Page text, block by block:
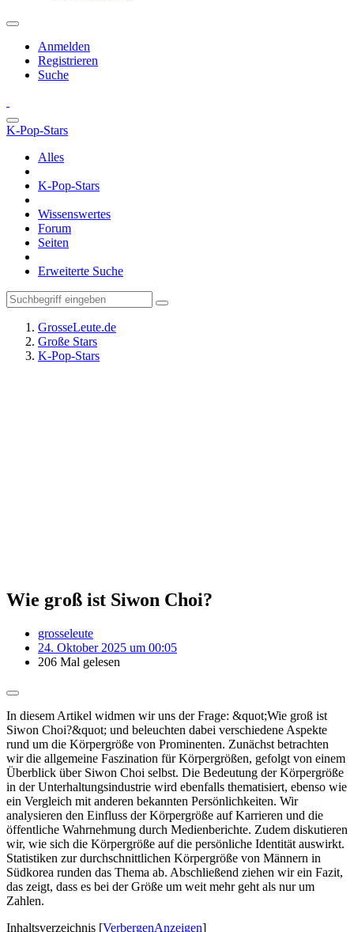
Anmelden
Registrieren
Suche
K-Pop-Stars
Alles
K-Pop-Stars
Wissenswertes
Forum
Seiten
Erweiterte Suche
GrosseLeute.de
Große Stars
K-Pop-Stars
Wie groß ist Siwon Choi?
grosseleute
24. Oktober 2025 um 00:05
206 Mal gelesen
In diesem Artikel widmen wir uns der Frage: &quot;Wie groß ist
Siwon Choi?&quot; und beleuchten dabei verschiedene Aspekte
rund um die Körpergröße von Prominenten. Zunächst betrachten
wir die allgemeine Faszination für Körpergrößen, gefolgt von einem
Überblick über Siwon Choi selbst. Die Bedeutung der Körpergröße
in der Unterhaltungsindustrie wird ebenfalls thematisiert, ebenso wie
ein Vergleich mit anderen bekannten Persönlichkeiten. Wir
analysieren den Einfluss der Körpergröße auf Karrieren und die
öffentliche Wahrnehmung durch Medienberichte. Zudem diskutieren
wir, wie sich die Körpergröße auf die persönliche Identität auswirkt.
Statistiken zur durchschnittlichen Körpergröße von Männern in
Südkorea runden das Thema ab. Abschließend ziehen wir ein Fazit,
das zeigt, dass es bei der Größe um weit mehr geht als nur um
Zahlen.
Inhaltsverzeichnis [VerbergenAnzeigen]